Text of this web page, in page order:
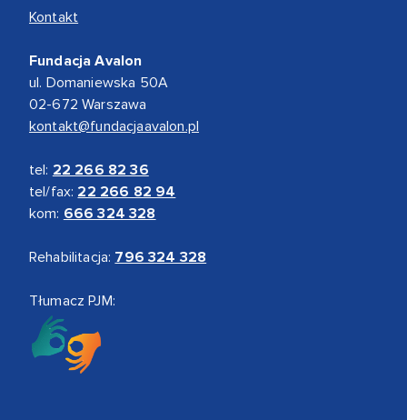
Kontakt
Fundacja Avalon
ul. Domaniewska 50A
02-672 Warszawa
kontakt@fundacjaavalon.pl
tel: 22 266 82 36
tel/fax: 22 266 82 94
kom: 666 324 328
Rehabilitacja: 796 324 328
Tłumacz PJM: